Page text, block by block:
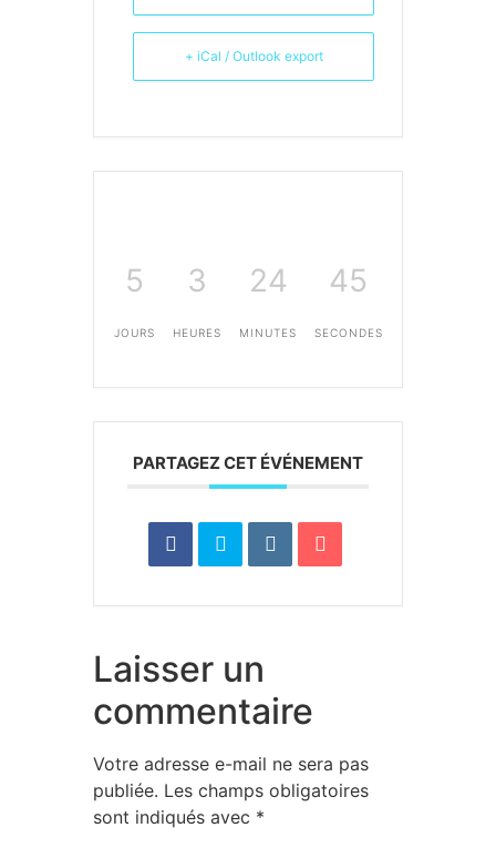
+ iCal / Outlook export
5
JOURS
3
HEURES
24
MINUTES
45
SECONDES
PARTAGEZ CET ÉVÉNEMENT
Laisser un
commentaire
Votre adresse e-mail ne sera pas
publiée. Les champs obligatoires
sont indiqués avec *